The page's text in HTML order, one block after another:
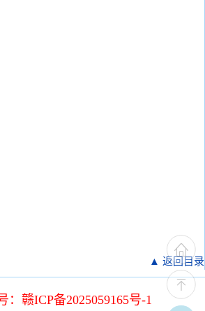
▲ 返回目录
：赣ICP备2025059165号-1